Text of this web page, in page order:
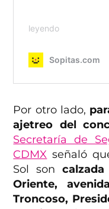
Por otro lado,
ajetreo del
Secretaría de
CDMX señaló
Sol son
Oriente,
Troncoso,